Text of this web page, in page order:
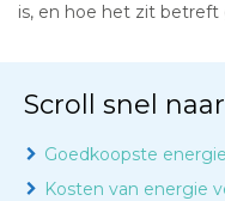
is, en hoe het zit betreft
Scroll snel naar
Goedkoopste
Kosten van energie